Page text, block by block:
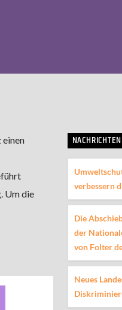
einen
Um die
NACHRICHTEN
verbessern
Die
der
von Folter
Neues